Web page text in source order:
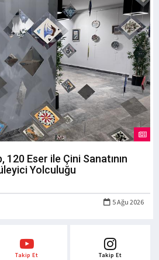
120 Eser ile Çini Sanatının
Yolculuğu
5 Ağu 2026
Takip Et Takip Et